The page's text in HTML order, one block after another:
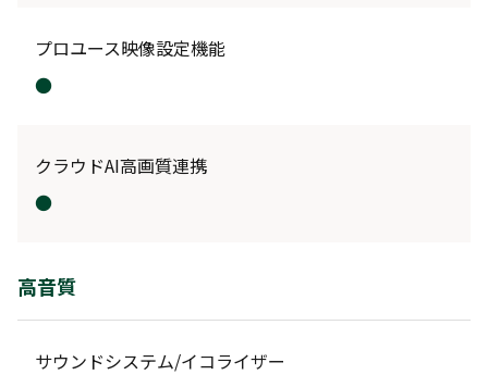
プロユース映像設定機能
●
クラウドAI高画質連携
●
高音質
サウンドシステム/イコライザー